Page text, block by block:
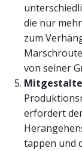
die nur
zum
von seiner
erfordert
tappen und